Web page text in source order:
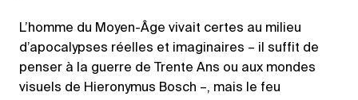
L’homme du Moyen-Âge vivait certes au milieu
d’apocalypses réelles et imaginaires – il suffit de
penser à la guerre de Trente Ans ou aux mondes
visuels de Hieronymus Bosch –, mais le feu